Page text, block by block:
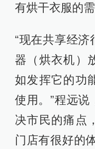
有烘干衣服的需
“现在共享经
器（烘衣机）
如发挥它的功
使用。”程远
决市民的痛点
门店有很好的